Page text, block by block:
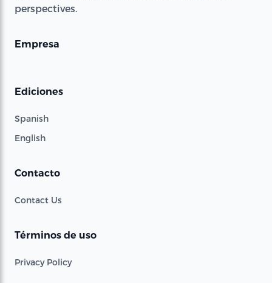
perspectives.
Empresa
Ediciones
Spanish
English
Contacto
Contact Us
Términos de uso
Privacy Policy